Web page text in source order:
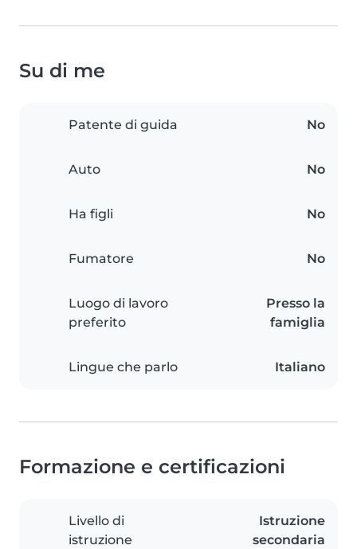
Su di me
Patente di guida No
Auto No
Ha figli No
Fumatore No
Luogo di lavoro
preferito
Presso la
famiglia
Lingue che parlo Italiano
Formazione e certificazioni
Livello di
istruzione
Istruzione
secondaria